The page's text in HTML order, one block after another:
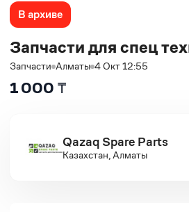
В архиве
Запчасти для спец
Запчасти Алматы 4 Окт 12:55
1 000 ₸
Qazaq Spare Parts
Казахстан, Алматы